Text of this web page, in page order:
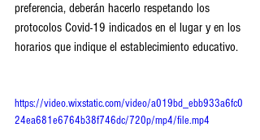
preferencia, deberán hacerlo respetando los
protocolos Covid-19 indicados en el lugar y en los
horarios que indique el establecimiento educativo.
https://video.wixstatic.com/video/a019bd_ebb933a6fc0
24ea681e6764b38f746dc/720p/mp4/file.mp4